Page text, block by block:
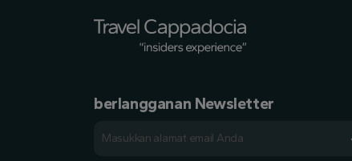
berlangganan Newsletter